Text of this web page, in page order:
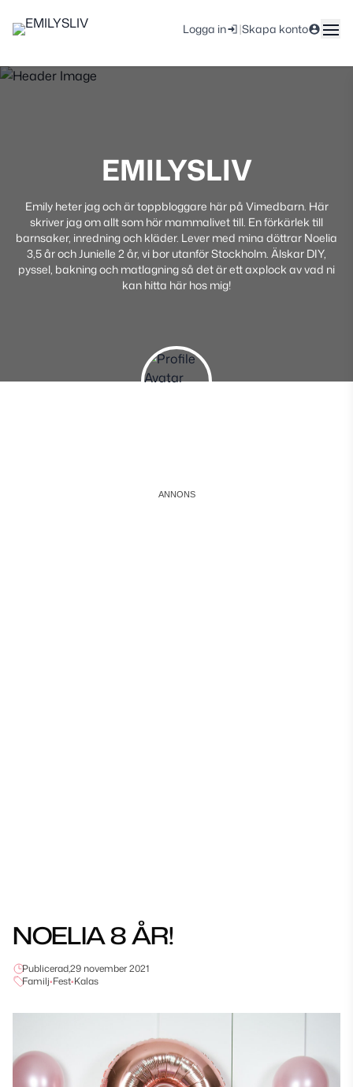
Logga in |Skapa konto
EMILYSLIV
Emily heter jag och är toppbloggare här på Vimedbarn. Här
skriver jag om allt som hör mammalivet till. En förkärlek till
barnsaker, inredning och kläder. Lever med mina döttrar Noelia
3,5 år och Junielle 2 år, vi bor utanför Stockholm. Älskar DIY,
pyssel, bakning och matlagning så det är ett axplock av vad ni
kan hitta här hos mig!
NOELIA 8 ÅR!
Publicerad,29 november 2021
Familj•Fest•Kalas